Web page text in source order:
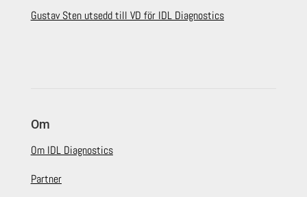
Gustav Sten utsedd till VD för IDL Diagnostics
Om
Om IDL Diagnostics
Partner